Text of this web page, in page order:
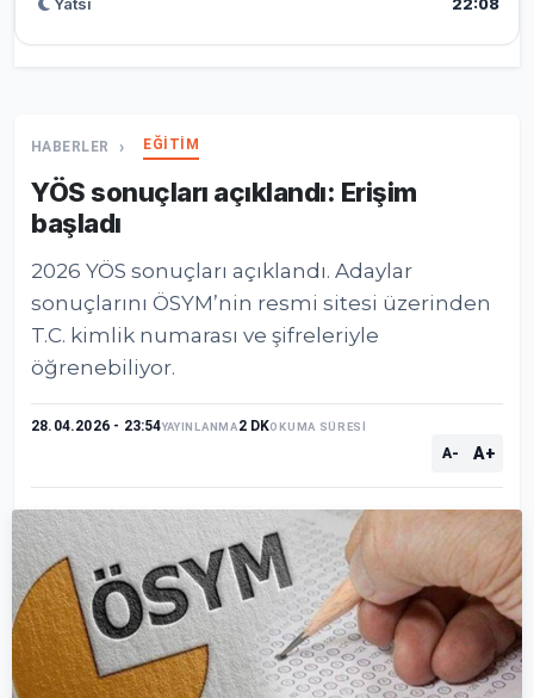
Yatsı 22:08
HABERLER EĞİTİM
YÖS sonuçları açıklandı: Erişim
başladı
2026 YÖS sonuçları açıklandı. Adaylar
sonuçlarını ÖSYM’nin resmi sitesi üzerinden
T.C. kimlik numarası ve şifreleriyle
öğrenebiliyor.
28.04.2026 - 23:54YAYINLANMA2 DKOKUMA SÜRESİ
A- A+